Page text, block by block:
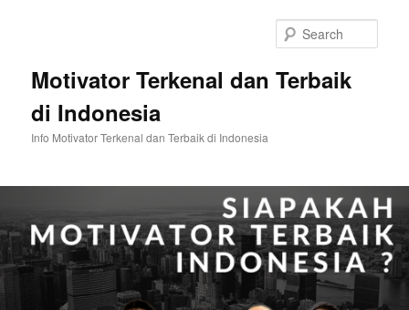
Motivator Terkenal dan Terbaik
di Indonesia
Info Motivator Terkenal dan Terbaik di Indonesia